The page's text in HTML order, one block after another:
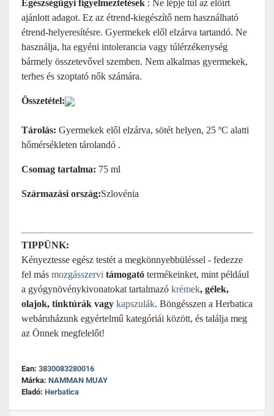
Egészségügyi figyelmeztetések : Ne lépje túl az előírt
ajánlott adagot. Ez az étrend-kiegészítő nem használható
étrend-helyeresítésre. Gyermekek elől elzárva tartandó. Ne
használja, ha egyéni intolerancia vagy túlérzékenység
bármely összetevővel szemben. Nem alkalmas gyermekek,
terhes és szoptató nők számára.
Összetétel:
Tárolás: Gyermekek elől elzárva, sötét helyen, 25 ºC alatti
hőmérsékleten tárolandó .
Csomag tartalma: 75 ml
Származási ország:Szlovénia
TIPPÜNK:
Kényeztesse egész testét a megkönnyebbüléssel - fedezze
fel más mozgásszervi támogató termékeinket, mint például
a gyógynövénykivonatokat tartalmazó krémek, gélek,
olajok, tinktúrák vagy kapszulák. Böngésszen a Herbatica
webáruházunk egyértelmű kategóriái között, és találja meg
az Önnek megfelelőt!
Ean: 3830083280016
Márka: NAMMAN MUAY
Eladó: Herbatica